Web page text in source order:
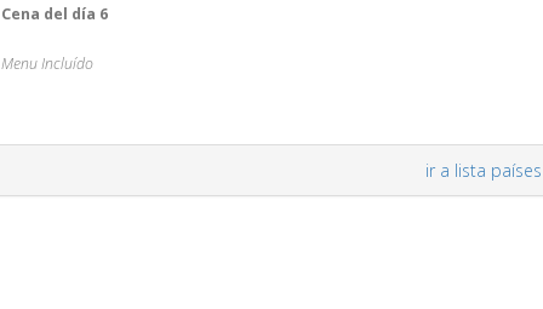
Cena del día 6
Menu Incluído
ir a lista países